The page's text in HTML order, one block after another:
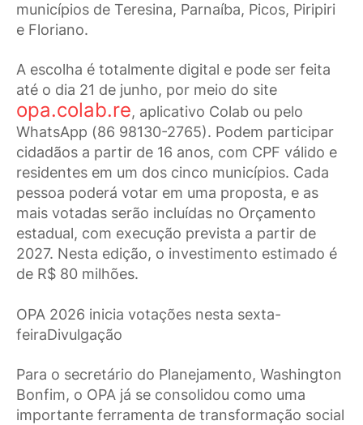
municípios de Teresina, Parnaíba, Picos, Piripiri
e Floriano.
A escolha é totalmente digital e pode ser feita
até o dia 21 de junho, por meio do site
opa.colab.re, aplicativo Colab ou pelo
WhatsApp (86 98130-2765). Podem participar
cidadãos a partir de 16 anos, com CPF válido e
residentes em um dos cinco municípios. Cada
pessoa poderá votar em uma proposta, e as
mais votadas serão incluídas no Orçamento
estadual, com execução prevista a partir de
2027. Nesta edição, o investimento estimado é
de R$ 80 milhões.
OPA 2026 inicia votações nesta sexta-
feiraDivulgação
Para o secretário do Planejamento, Washington
Bonfim, o OPA já se consolidou como uma
importante ferramenta de transformação social